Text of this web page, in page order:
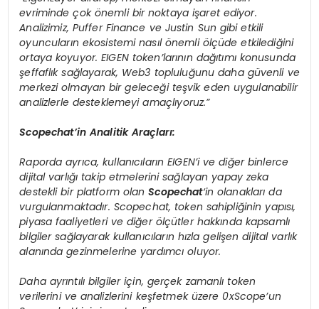
evriminde çok önemli bir noktaya işaret ediyor.
Analizimiz, Puffer Finance ve Justin Sun gibi etkili
oyuncuların ekosistemi nasıl önemli ölçüde etkilediğini
ortaya koyuyor. EIGEN token’larının dağıtımı konusunda
şeffaflık sağlayarak, Web3 topluluğunu daha güvenli ve
merkezi olmayan bir geleceği teşvik eden uygulanabilir
analizlerle desteklemeyi amaçlıyoruz.”
Scopechat’in Analitik Araçları:
Raporda ayrıca, kullanıcıların EIGEN’i ve diğer binlerce
dijital varlığı takip etmelerini sağlayan yapay zeka
destekli bir platform olanScopechat‘in olanakları da
vurgulanmaktadır. Scopechat, token sahipliğinin yapısı,
piyasa faaliyetleri ve diğer ölçütler hakkında kapsamlı
bilgiler sağlayarak kullanıcıların hızla gelişen dijital varlık
alanında gezinmelerine yardımcı oluyor.
Daha ayrıntılı bilgiler için, gerçek zamanlı token
verilerini ve analizlerini keşfetmek üzere 0xScope’un